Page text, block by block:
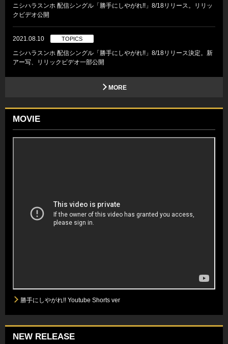
ニシハラスンホ 配信シングル「勝手にしやがれ!!」8/18リリース。リリッ
クビデオ公開
2021.08.10 TOPICS
ニシハラスンホ 配信シングル「勝手にしやがれ!!」8/18リリース決定。新
アー写、リリックビデオ一部公開
MORE
MOVIE
勝手にしやがれ!! Youtube Shorts ver
NEW RELEASE